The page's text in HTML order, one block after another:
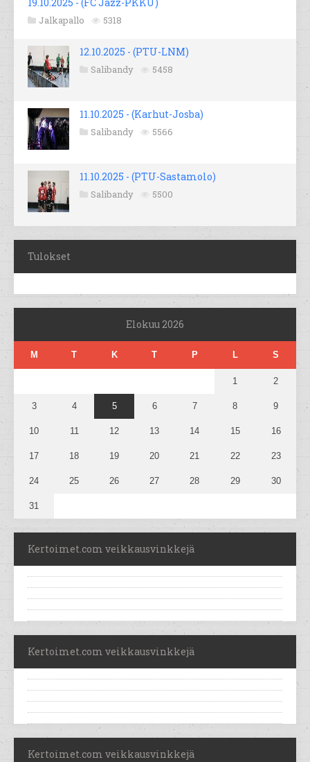
19.10.2025 - (FC Jazz-PKKU)
Jalkapallo 5318
12.10.2025 - (PTU-LNM)
Salibandy 5458
11.10.2025 - (Karhut-Josba)
Salibandy 5566
11.10.2025 - (PTU-Sastamolo)
Salibandy 5500
Tulokset
Elokuu 2026
M T K T P L S
1 2
3 4 5 6 7 8 9
10 11 12 13 14 15 16
17 18 19 20 21 22 23
24 25 26 27 28 29 30
31
Kertoimet.com veikkausvinkkejä
Kertoimet.com veikkausvinkkejä
Kertoimet.com veikkausvinkkejä